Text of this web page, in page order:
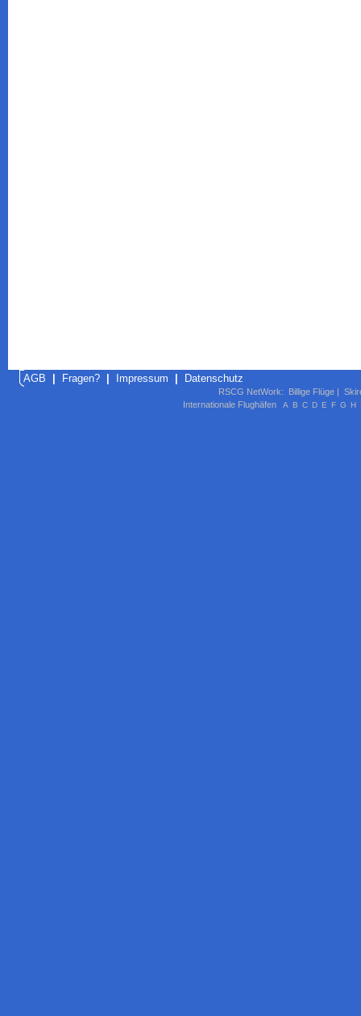
AGB Fragen? Impressum Datenschutz
RSCG NetWork: Billige Flüge |
Internationale Flughäfen
A B C D E F G H